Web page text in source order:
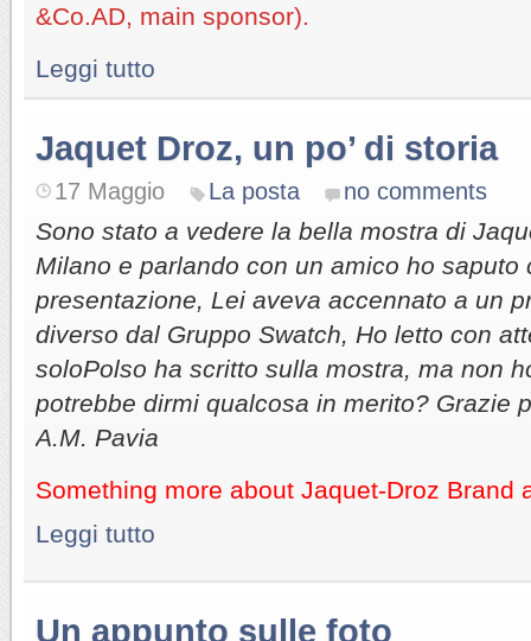
&Co.AD, main sponsor).
Leggi tutto
Jaquet Droz, un po’ di storia
17 Maggio La posta no comments
Sono stato a vedere la bella mostra di
Milano e parlando con un amico ho saputo
presentazione, Lei aveva accennato a un
diverso dal Gruppo Swatch, Ho letto con
soloPolso ha scritto sulla mostra, ma non
potrebbe dirmi qualcosa in merito? Grazie
A.M. Pavia
Something more about Jaquet-Droz Brand
Leggi tutto
Un appunto sulle foto